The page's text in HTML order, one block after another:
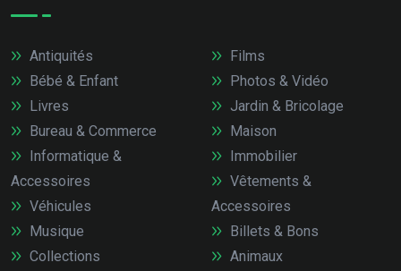
Antiquités
Bébé & Enfant
Livres
Bureau & Commerce
Informatique &
Accessoires
Véhicules
Films
Photos & Vidéo
Jardin & Bricolage
Maison
Immobilier
Vêtements &
Accessoires
Musique
Collections
Billets & Bons
Animaux